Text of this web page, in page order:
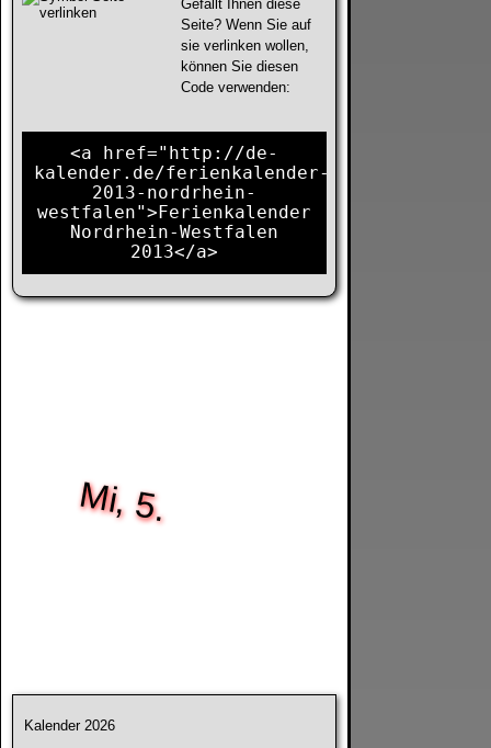
Gefällt Ihnen diese
Seite? Wenn Sie auf
sie verlinken wollen,
können Sie diesen
Code verwenden:
<a href="http://de-
kalender.de/ferienkalender-
2013-nordrhein-
westfalen">Ferienkalender
Nordrhein-Westfalen
2013</a>
Mi, 5.
Kalender 2026